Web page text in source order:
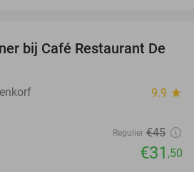
30%
bij Café Restaurant De
9.9 star
Regulier €45
€31 ,50